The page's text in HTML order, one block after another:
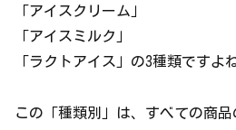
「アイスクリーム」
「アイスミルク」
「ラクトアイス」の3種類ですよね
この「種類別」は、すべての商